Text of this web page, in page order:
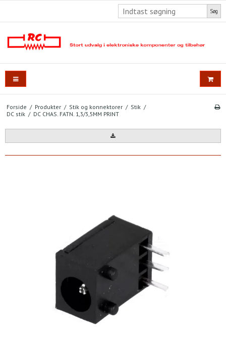
Søg
Forside / Produkter / Stik og konnektorer / Stik /
DC stik / DC CHAS. FATN. 1,3/3,5MM PRINT